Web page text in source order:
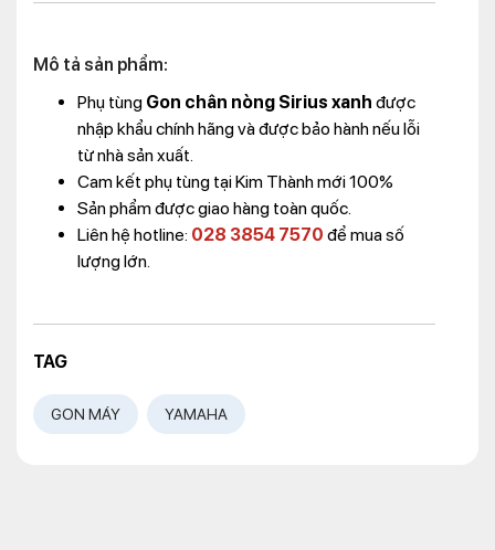
Mô tả sản phẩm:
Phụ tùng Gon chân nòng Sirius xanh được
nhập khẩu chính hãng và được bảo hành nếu lỗi
từ nhà sản xuất.
Cam kết phụ tùng tại Kim Thành mới 100%
Sản phẩm được giao hàng toàn quốc.
Liên hệ hotline: 028 3854 7570 để mua số
lượng lớn.
TAG
GON MÁY YAMAHA